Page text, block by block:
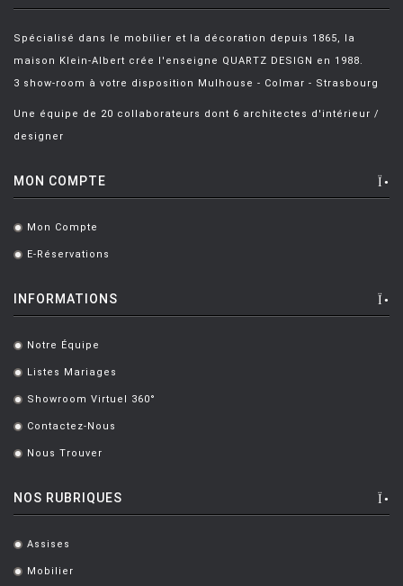
Spécialisé dans le mobilier et la décoration depuis 1865, la
maison Klein-Albert crée l'enseigne QUARTZ DESIGN en 1988.
3 show-room à votre disposition Mulhouse - Colmar - Strasbourg
Une équipe de 20 collaborateurs dont 6 architectes d'intérieur /
designer
MON COMPTE
. Mon Compte
. E-Réservations
INFORMATIONS
. Notre Équipe
. Listes Mariages
. Showroom Virtuel 360°
. Contactez-Nous
. Nous Trouver
NOS RUBRIQUES
. Assises
. Mobilier